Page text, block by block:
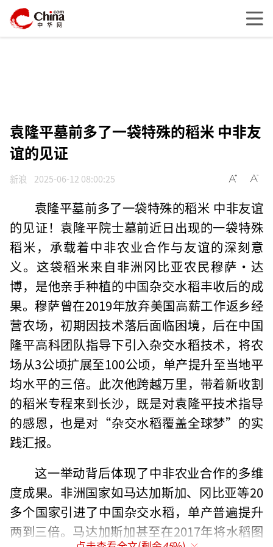
袁隆平墓前多了一袋特殊的稻米 中非友
谊的见证
新浪 2025-06-12 08:00:25
袁隆平墓前多了一袋特殊的稻米 中非友谊
的见证！袁隆平院士墓前近日出现的一袋特殊
稻米，承载着中非农业合作与友谊的深刻意
义。这袋稻米来自非洲冈比亚农民穆萨·达
博，是他亲手种植的中国杂交水稻丰收后的成
果。穆萨曾在2019年放弃美国高薪工作返乡经
营农场，初期因技术落后面临困境，后在中国
隆平高科团队指导下引入杂交水稻技术，将农
场从3公顷扩展至100公顷，单产提升至当地平
均水平的三倍。此次他跨越万里，带着新收割
的稻米专程来到长沙，既是对袁隆平技术指导
的感恩，也是对“杂交水稻覆盖全球梦”的实
践汇报。
这一举动背后体现了中非农业合作的多维
度成果。非洲国家如马达加斯加、冈比亚等20
多个国家引进了中国杂交水稻，单产普遍提升
两到三倍。马达加斯加甚至在2017年将水稻图